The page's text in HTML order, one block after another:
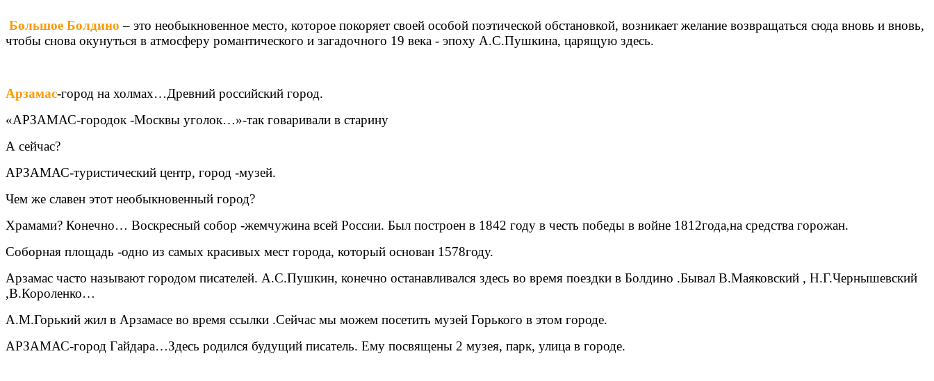
Большое Болдино – это необыкновенное место, которое покоряет своей особой поэтической обстановкой, возникает желание возвращаться сюда вновь и вновь,
чтобы снова окунуться в атмосферу романтического и загадочного 19 века - эпоху А.С.Пушкина, царящую здесь.
Арзамас-город на холмах…Древний российский город.
«АРЗАМАС-городок -Москвы уголок…»-так говаривали в старину
А сейчас?
АРЗАМАС-туристический центр, город -музей.
Чем же славен этот необыкновенный город?
Храмами? Конечно… Воскресный собор -жемчужина всей России. Был построен в 1842 году в честь победы в войне 1812года,на средства горожан.
Соборная площадь -одно из самых красивых мест города, который основан 1578году.
Арзамас часто называют городом писателей. А.С.Пушкин, конечно останавливался здесь во время поездки в Болдино .Бывал В.Маяковский , Н.Г.Чернышевский
,В.Короленко…
А.М.Горький жил в Арзамасе во время ссылки .Сейчас мы можем посетить музей Горького в этом городе.
АРЗАМАС-город Гайдара…Здесь родился будущий писатель. Ему посвящены 2 музея, парк, улица в городе.